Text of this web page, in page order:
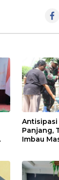
Antisipasi
Panjang,
Imbau